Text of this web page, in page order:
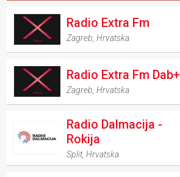
Radio Extra Fm
Zagreb ,Hrvatska
Radio Extra Fm Dab+
Zagreb ,Hrvatska
Radio Dalmacija -
Rokija
Split,Hrvatska